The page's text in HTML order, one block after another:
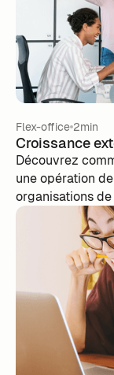
management
cet article, nous
la meilleure
grandes
hybride,
la présence au
Flex-office 2min
Croissance
Découvrez
une opération
organisations
économique
Explorez les
espaces de
amélioration